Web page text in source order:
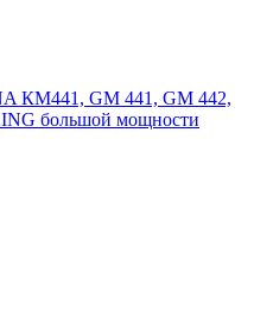
КМ441, GM 441, GM 442,
большой мощности